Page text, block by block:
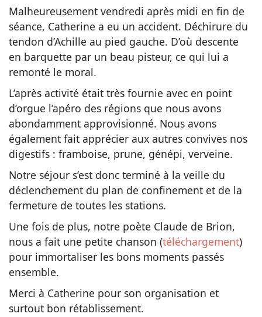
Malheureusement vendredi après midi en fin de
séance, Catherine a eu un accident. Déchirure du
tendon d’Achille au pied gauche. D’où descente
en barquette par un beau pisteur, ce qui lui a
remonté le moral.
L’après activité était très fournie avec en point
d’orgue l’apéro des régions que nous avons
abondamment approvisionné. Nous avons
également fait apprécier aux autres convives nos
digestifs : framboise, prune, génépi, verveine.
Notre séjour s’est donc terminé à la veille du
déclenchement du plan de confinement et de la
fermeture de toutes les stations.
Une fois de plus, notre poète Claude de Brion,
nous a fait une petite chanson (téléchargement)
pour immortaliser les bons moments passés
ensemble.
Merci à Catherine pour son organisation et
surtout bon rétablissement.